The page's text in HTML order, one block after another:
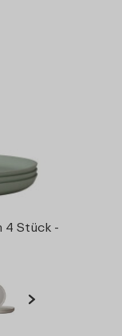
4 Stück -